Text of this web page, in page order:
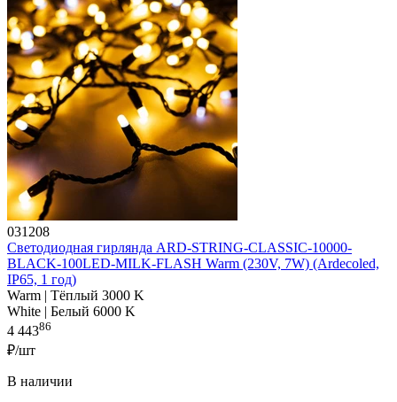
031208
Светодиодная гирлянда ARD-STRING-CLASSIC-10000-
BLACK-100LED-MILK-FLASH Warm (230V, 7W) (Ardecoled,
IP65, 1 год)
Warm | Тёплый 3000 K
White | Белый 6000 K
4 44386
₽/шт
В наличии